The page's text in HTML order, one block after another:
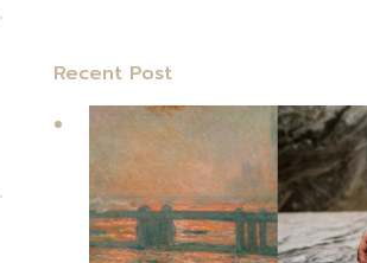
Recent Post